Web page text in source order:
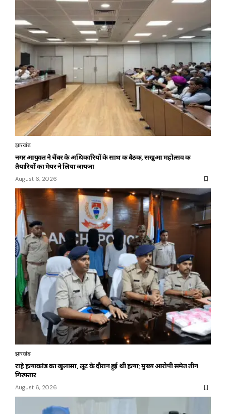
झारखंड
नगर आयुक्त ने चैंबर के अधिकारियों के साथ की बैठक, सखुआ महोत्सव की
तैयारियों का मेयर ने लिया जायजा
August 6, 2026
झारखंड
राहे हत्याकांड का खुलासा, लूट के दौरान हुई थी हत्या; मुख्य आरोपी समेत तीन
गिरफ्तार
August 6, 2026